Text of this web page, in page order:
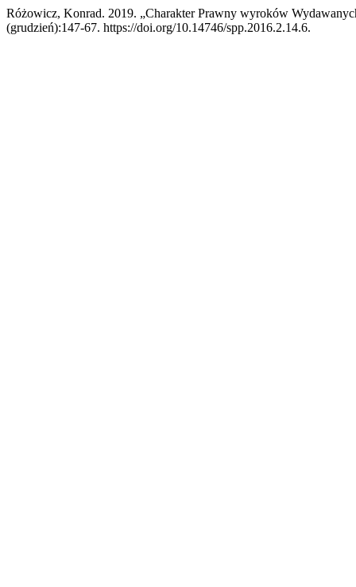
Różowicz, Konrad. 2019. „Charakter Prawny wyroków
(grudzień):147-67. https://doi.org/10.14746/spp.2016.2.14.6.